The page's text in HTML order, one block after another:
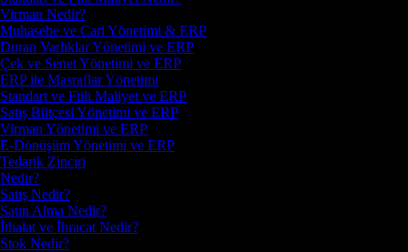
Virman Nedir?
Muhasebe ve Cari Yönetimi & ERP
Duran Varlıklar Yönetimi ve ERP
Çek ve Senet Yönetimi ve ERP
ERP ile Masraflar Yönetimi
Standart ve Fiili Maliyet ve ERP
Satış Bütçesi Yönetimi ve ERP
Virman Yönetimi ve ERP
E-Dönüşüm Yönetimi ve ERP
Tedarik Zinciri
Nedir?
Satış Nedir?
Satın Alma Nedir?
İthalat ve İhracat Nedir?
Stok Nedir?